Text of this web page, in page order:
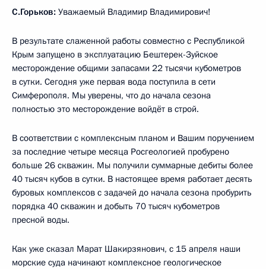
С.Горьков: Уважаемый Владимир Владимирович!
В результате слаженной работы совместно с Республикой
Крым запущено в эксплуатацию Бештерек-Зуйское
месторождение общими запасами 22 тысячи кубометров
в сутки. Сегодня уже первая вода поступила в сети
Симферополя. Мы уверены, что до начала сезона
полностью это месторождение войдёт в строй.
В соответствии с комплексным планом и Вашим поручением
за последние четыре месяца Росгеологией пробурено
больше 26 скважин. Мы получили суммарные дебиты более
40 тысяч кубов в сутки. В настоящее время работает десять
буровых комплексов с задачей до начала сезона пробурить
порядка 40 скважин и добыть 70 тысяч кубометров
пресной воды.
Как уже сказал Марат Шакирзянович, с 15 апреля наши
морские суда начинают комплексное геологическое